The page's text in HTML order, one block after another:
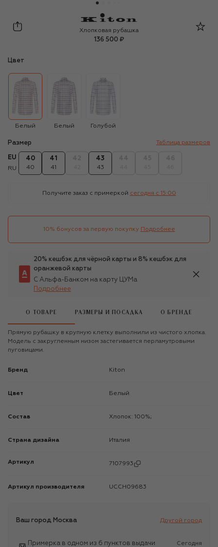
Kiton
Хлопковая рубашка
136 500 ₽
Цвет
Белый Белый Голубой
Размер Таблица размеров
EU
RU
40
40
41
41
43
43
Получите заказ с примеркой сегодня c 15:00
10% бонусов за первую покупку Подробнее
20% кешбэк для чёрной карты и 8% кешбэк для
оранжевой карты
С Альфа-Банком на карту ЦУМа
Подробнее
О ТОВАРЕ РАЗМЕРЫ И ПОСАДКА О БРЕНДЕ
Прямую рубашку в крупную клетку выполнили из чистого хлопка.
Модель с закругленным низом застегивается перламутровыми
пуговицами.
Бренд Kiton
Цвет Белый
Состав Хлопок: 100%;
Страна дизайна Италия
Артикул 7107993
Артикул производителя UCCH09683
Ваш город Москва Другой город
Примерка в одном из 6 пунктов выдачи
Сегодня